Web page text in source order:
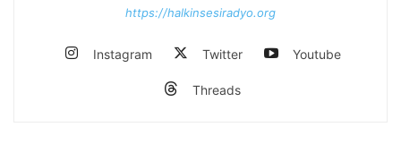
https://halkinsesiradyo.org
Instagram Twitter Youtube
Threads